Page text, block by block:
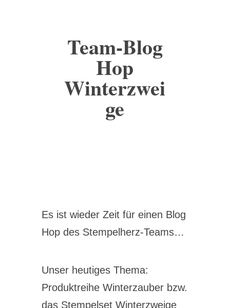
Team-Blog
Hop
Winterzwei
ge
Es ist wieder Zeit für einen Blog
Hop des Stempelherz-Teams…
Unser heutiges Thema:
Produktreihe Winterzauber bzw.
das Stempelset Winterzweige